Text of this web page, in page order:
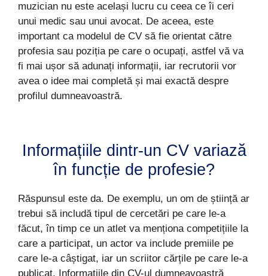
muzician nu este același lucru cu ceea ce îi ceri
unui medic sau unui avocat. De aceea, este
important ca modelul de CV să fie orientat către
profesia sau poziția pe care o ocupați, astfel vă va
fi mai ușor să adunați informații, iar recrutorii vor
avea o idee mai completă și mai exactă despre
profilul dumneavoastră.
Informațiile dintr-un CV variază
în funcție de profesie?
Răspunsul este da. De exemplu, un om de știință ar
trebui să includă tipul de cercetări pe care le-a
făcut, în timp ce un atlet va menționa competițiile la
care a participat, un actor va include premiile pe
care le-a câștigat, iar un scriitor cărțile pe care le-a
publicat. Informațiile din CV-ul dumneavoastră